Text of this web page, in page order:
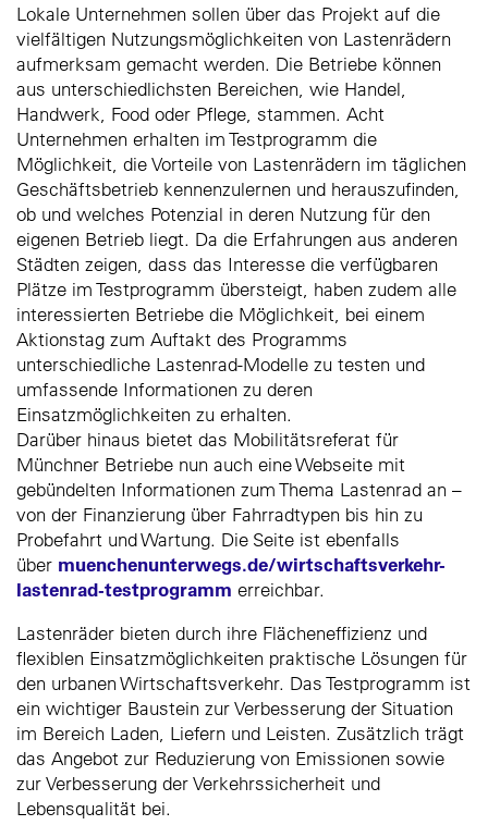
Lokale Unternehmen sollen über das Projekt auf die
vielfältigen Nutzungsmöglichkeiten von Lastenrädern
aufmerksam gemacht werden. Die Betriebe können
aus unterschiedlichsten Bereichen, wie Handel,
Handwerk, Food oder Pflege, stammen. Acht
Unternehmen erhalten im Testprogramm die
Möglichkeit, die Vorteile von Lastenrädern im täglichen
Geschäftsbetrieb kennenzulernen und herauszufinden,
ob und welches Potenzial in deren Nutzung für den
eigenen Betrieb liegt. Da die Erfahrungen aus anderen
Städten zeigen, dass das Interesse die verfügbaren
Plätze im Testprogramm übersteigt, haben zudem alle
interessierten Betriebe die Möglichkeit, bei einem
Aktionstag zum Auftakt des Programms
unterschiedliche Lastenrad-Modelle zu testen und
umfassende Informationen zu deren
Einsatzmöglichkeiten zu erhalten.
Darüber hinaus bietet das Mobilitätsreferat für
Münchner Betriebe nun auch eine Webseite mit
gebündelten Informationen zum Thema Lastenrad an –
von der Finanzierung über Fahrradtypen bis hin zu
Probefahrt und Wartung. Die Seite ist ebenfalls
über muenchenunterwegs.de/wirtschaftsverkehr-
lastenrad-testprogramm erreichbar.
Lastenräder bieten durch ihre Flächeneffizienz und
flexiblen Einsatzmöglichkeiten praktische Lösungen für
den urbanen Wirtschaftsverkehr. Das Testprogramm ist
ein wichtiger Baustein zur Verbesserung der Situation
im Bereich Laden, Liefern und Leisten. Zusätzlich trägt
das Angebot zur Reduzierung von Emissionen sowie
zur Verbesserung der Verkehrssicherheit und
Lebensqualität bei.